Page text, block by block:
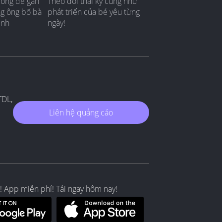
ông bố bà
phát triển của bé yêu từng
ngày!
Liên hệ quảng cáo
App miễn phí! Tải ngay hôm nay!